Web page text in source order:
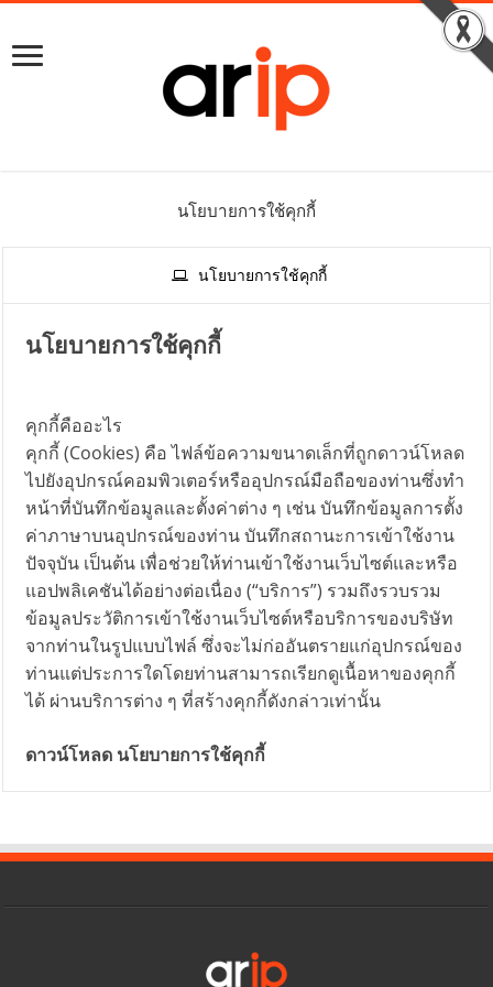
นโยบายการใช้คุกกี้
นโยบายการใช้คุกกี้
นโยบายการใช้คุกกี้
คุกกี้คืออะไร
คุกกี้ (Cookies) คือ ไฟล์ข้อความขนาดเล็กที่ถูกดาวน์โหลด
ไปยังอุปกรณ์คอมพิวเตอร์หรืออุปกรณ์มือถือของท่านซึ่งทำ
หน้าที่บันทึกข้อมูลและตั้งค่าต่าง ๆ เช่น บันทึกข้อมูลการตั้ง
ค่าภาษาบนอุปกรณ์ของท่าน บันทึกสถานะการเข้าใช้งาน
ปัจจุบัน เป็นต้น เพื่อช่วยให้ท่านเข้าใช้งานเว็บไซต์และหรือ
แอปพลิเคชันได้อย่างต่อเนื่อง (“บริการ”) รวมถึงรวบรวม
ข้อมูลประวัติการเข้าใช้งานเว็บไซต์หรือบริการของบริษัท
จากท่านในรูปแบบไฟล์ ซึ่งจะไม่ก่ออันตรายแก่อุปกรณ์ของ
ท่านแต่ประการใดโดยท่านสามารถเรียกดูเนื้อหาของคุกกี้
ได้ ผ่านบริการต่าง ๆ ที่สร้างคุกกี้ดังกล่าวเท่านั้น
ดาวน์โหลด นโยบายการใช้คุกกี้